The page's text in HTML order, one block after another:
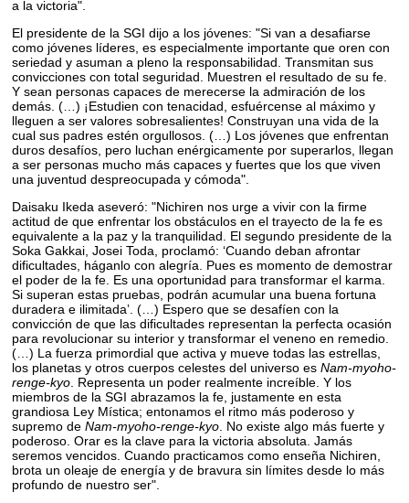
a la victoria".
El presidente de la SGI dijo a los jóvenes: "Si van a desafiarse
como jóvenes líderes, es especialmente importante que oren con
seriedad y asuman a pleno la responsabilidad. Transmitan sus
convicciones con total seguridad. Muestren el resultado de su fe.
Y sean personas capaces de merecerse la admiración de los
demás. (…) ¡Estudien con tenacidad, esfuércense al máximo y
lleguen a ser valores sobresalientes! Construyan una vida de la
cual sus padres estén orgullosos. (…) Los jóvenes que enfrentan
duros desafíos, pero luchan enérgicamente por superarlos, llegan
a ser personas mucho más capaces y fuertes que los que viven
una juventud despreocupada y cómoda".
Daisaku Ikeda aseveró: "Nichiren nos urge a vivir con la firme
actitud de que enfrentar los obstáculos en el trayecto de la fe es
equivalente a la paz y la tranquilidad. El segundo presidente de la
Soka Gakkai, Josei Toda, proclamó: ʻCuando deban afrontar
dificultades, háganlo con alegría. Pues es momento de demostrar
el poder de la fe. Es una oportunidad para transformar el karma.
Si superan estas pruebas, podrán acumular una buena fortuna
duradera e ilimitadaʼ. (…) Espero que se desafíen con la
convicción de que las dificultades representan la perfecta ocasión
para revolucionar su interior y transformar el veneno en remedio.
(…) La fuerza primordial que activa y mueve todas las estrellas,
los planetas y otros cuerpos celestes del universo esNam-myoho-
renge-kyo . Representa un poder realmente increíble. Y los
miembros de la SGI abrazamos la fe, justamente en esta
grandiosa Ley Mística; entonamos el ritmo más poderoso y
supremo deNam-myoho-renge-kyo . No existe algo más fuerte y
poderoso. Orar es la clave para la victoria absoluta. Jamás
seremos vencidos. Cuando practicamos como enseña Nichiren,
brota un oleaje de energía y de bravura sin límites desde lo más
profundo de nuestro ser".